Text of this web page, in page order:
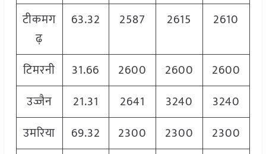
टीकमग
ढ़
63.32 2587 2615 2610
टिमरनी 31.66 2600 2600
2600
उज्जैन
21.31 2641 3240
3240
उमरिया
69.32 2300 2300
2300